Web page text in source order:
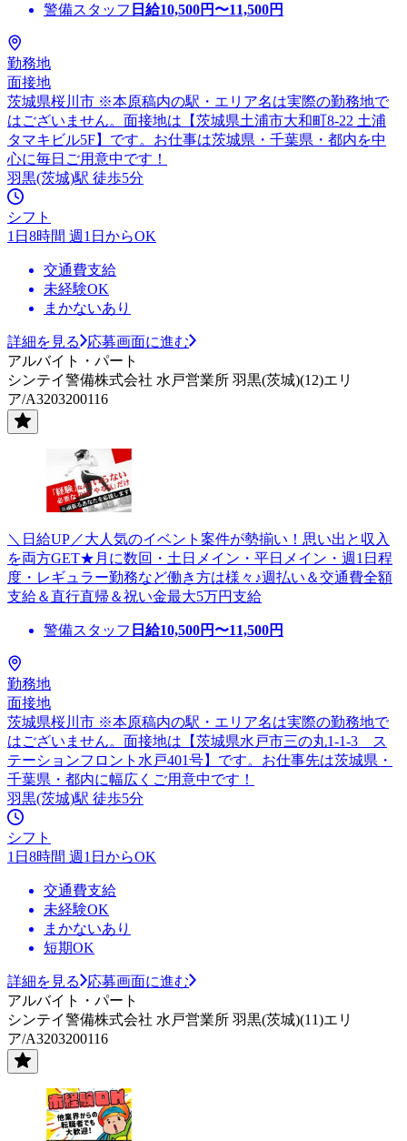
警備スタッフ 日給10,500円〜11,500円
勤務地
面接地
茨城県桜川市 ※本原稿内の駅・エリア名は実際の勤務地で
はございません。面接地は【茨城県土浦市大和町8-22 土浦
タマキビル5F】です。お仕事は茨城県・千葉県・都内を中
心に毎日ご用意中です！
羽黒(茨城)駅 徒歩5分
シフト
1日8時間 週1日からOK
交通費支給
未経験OK
まかないあり
詳細を見る
応募画面に進む
アルバイト・パート
シンテイ警備株式会社 水戸営業所 羽黒(茨城)(12)エリ
ア/A3203200116
＼日給UP／大人気のイベント案件が勢揃い！思い出と収入
を両方GET★月に数回・土日メイン・平日メイン・週1日程
度・レギュラー勤務など働き方は様々♪週払い＆交通費全額
支給＆直行直帰＆祝い金最大5万円支給
警備スタッフ 日給10,500円〜11,500円
勤務地
面接地
茨城県桜川市 ※本原稿内の駅・エリア名は実際の勤務地で
はございません。面接地は【茨城県水戸市三の丸1-1-3 ス
テーションフロント水戸401号】です。お仕事先は茨城県・
千葉県・都内に幅広くご用意中です！
羽黒(茨城)駅 徒歩5分
シフト
1日8時間 週1日からOK
交通費支給
未経験OK
まかないあり
短期OK
詳細を見る
応募画面に進む
アルバイト・パート
シンテイ警備株式会社 水戸営業所 羽黒(茨城)(11)エリ
ア/A3203200116